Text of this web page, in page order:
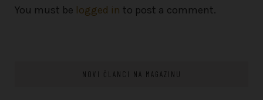
You must be logged in to post a comment.
NOVI ČLANCI NA MAGAZINU